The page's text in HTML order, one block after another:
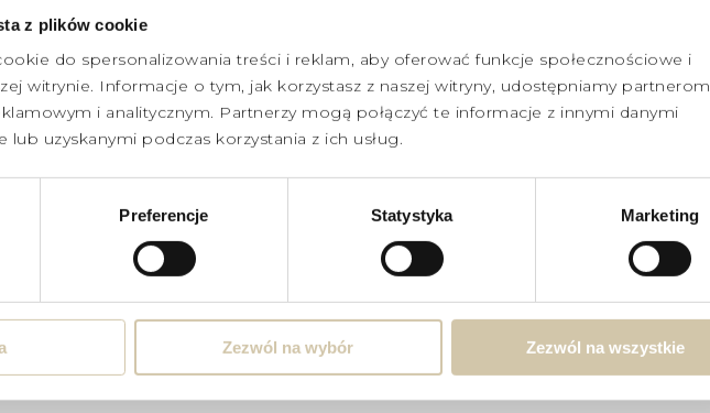
z plików cookie
do spersonalizowania treści i reklam, aby oferować funkcje społecznościowe i
witrynie. Informacje o tym, jak korzystasz z naszej witryny, udostępniamy partnerom
i analitycznym. Partnerzy mogą połączyć te informacje z innymi danymi
lub uzyskanymi podczas korzystania z ich usług.
Preferencje Statystyka Marketing
Zezwól na wybór Zezwól na wszystkie
kością.
rany
zjawiskiem, ale nie powinien on blokować
pozwalają na skuteczną kontrolę
rany pooperacyjnej. Należy utrzymywać
i usunięcia szwów (zazwyczaj po 10-14
się niepokojące sygnały, takie jak silne
rany, które mogą sugerować infekcję.
Ruchu: Rola
Biodra
stawu biodrowegoto fundament,
powrót do sprawności. Specjalista
przede wszystkim czuwa nad poprawnością
mógł utracić przez lata zmagania się